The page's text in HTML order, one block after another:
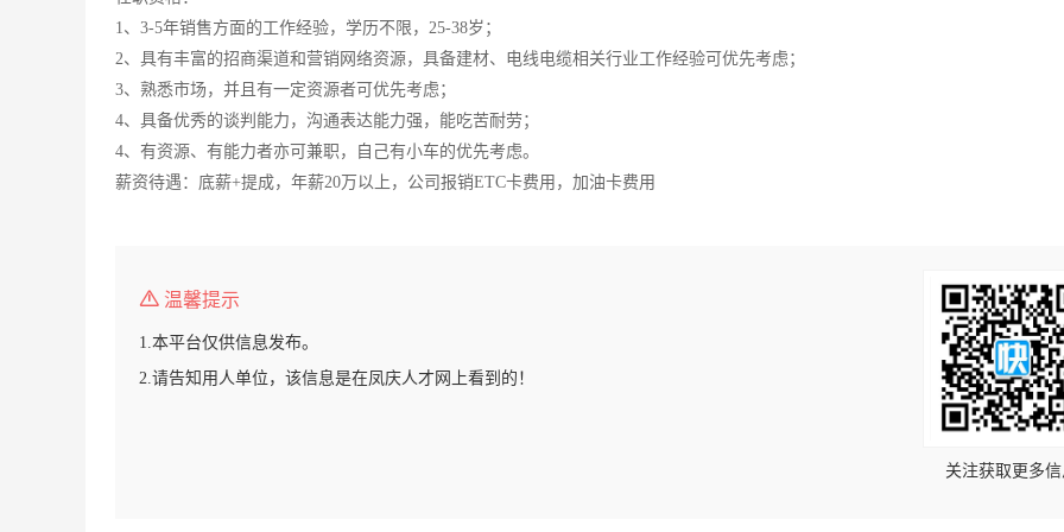
1、3-5年销售方面的工作经验，学历不限，25-38岁；
2、具有丰富的招商渠道和营销网络资源，具备建材、电线电缆相关行业工作经验可优先考虑；
3、熟悉市场，并且有一定资源者可优先考虑；
4、具备优秀的谈判能力，沟通表达能力强，能吃苦耐劳；
4、有资源、有能力者亦可兼职，自己有小车的优先考虑。
薪资待遇：底薪+提成，年薪20万以上，公司报销ETC卡费用，加油卡费用
温馨提示
1.本平台仅供信息发布。
2.请告知用人单位，该信息是在凤庆人才网上看到的！
关注获取更多